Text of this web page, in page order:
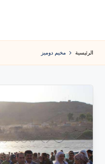
المحتوى
الرئيسية مخيم دوميز